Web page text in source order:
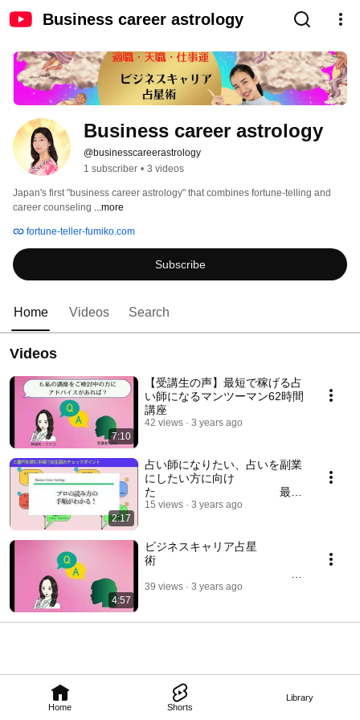
Business career astrology
Home Shorts
Library
Business career astrology
@businesscareerastrology
1 subscriber • 3 videos
Japan's first "business career astrology" that combines fortune-telling and
career counseling ...more
fortune-teller-fumiko.com
Subscribe
Home Videos Search
Videos
7:10
【受講生の声】最短で稼げる占
い師になるマンツーマン62時間
講座
42 views 3 years ago
2:17
占い師になりたい、占いを副業
にしたい方に向け
た 最短
で占い師になれる講座【占いを
15 views 3 years ago
4:57
ビジネスキャリア占星
術
占星術でお悩みを
39 views 3 years ago